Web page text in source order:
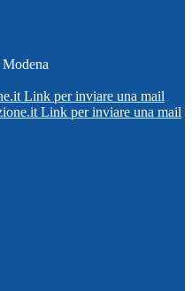
Link per inviare una mail
Link per inviare una mail